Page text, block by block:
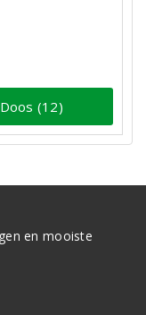
Doos (12)
en mooiste